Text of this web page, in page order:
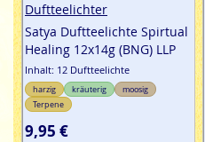
Duftteelichter
Satya Duftteelichte Spirtual
Healing 12x14g (BNG) LLP
Inhalt: 12 Duftteelichte
harzig kräuterig
moosig
Terpene
9,95 €